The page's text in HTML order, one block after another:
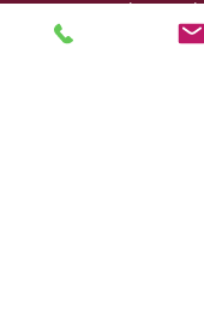
Prijs: 125€/6-
maanden)